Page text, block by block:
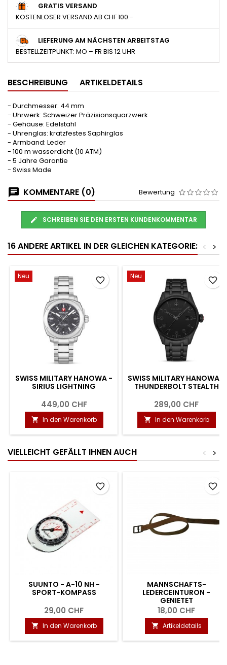
GRATIS VERSAND
KOSTENLOSER VERSAND AB CHF 100.-
LIEFERUNG AM NÄCHSTEN ARBEITSTAG
BESTELLZEITPUNKT: MO – FR BIS 12 UHR
BESCHREIBUNG ARTIKELDETAILS
- Durchmesser: 44 mm
- Uhrwerk: Schweizer Präzisionsquarzwerk
- Gehäuse: Edelstahl
- Uhrenglas: kratzfestes Saphirglas
- Armband: Leder
- 100 m wasserdicht (10 ATM)
- 5 Jahre Garantie
- Swiss Made
KOMMENTARE (0) Bewertung
SCHREIBEN SIE DEN ERSTEN KUNDENKOMMENTAR
16 ANDERE ARTIKEL IN DER GLEICHEN KATEGORIE: >
<
Neu
SWISS MILITARY HANOWA -
SIRIUS LIGHTNING
449,00 CHF
 In den Warenkorb
favorite_border Neu
SWISS MILITARY HANOWA -
THUNDERBOLT STEALTH
289,00 CHF
 In den Warenkorb
favorite_border
VIELLEICHT GEFÄLLT IHNEN AUCH >
<
SUUNTO - A-10 NH -
SPORT-KOMPASS
29,00 CHF
 In den Warenkorb
favorite_border
MANNSCHAFTS-
LEDERCEINTURON -
GENIETET
18,00 CHF
 Artikeldetails
favorite_border